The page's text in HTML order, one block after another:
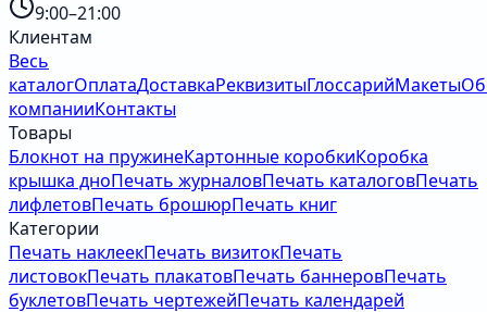
9:00–21:00
Клиентам
Весь
каталогОплатаДоставкаРеквизитыГлоссарийМакеты
компанииКонтакты
Товары
Блокнот на пружинеКартонные коробкиКоробка
крышка дноПечать журналовПечать каталоговПечать
лифлетовПечать брошюрПечать книг
Категории
Печать наклеекПечать визитокПечать
листовокПечать плакатовПечать баннеровПечать
буклетовПечать чертежейПечать календарей